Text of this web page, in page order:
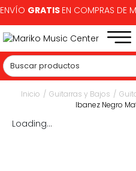
ENVÍO GRATIS EN COMPRAS DE
Inicio / Guitarras y Bajos /
Ibanez Negro
Loading...